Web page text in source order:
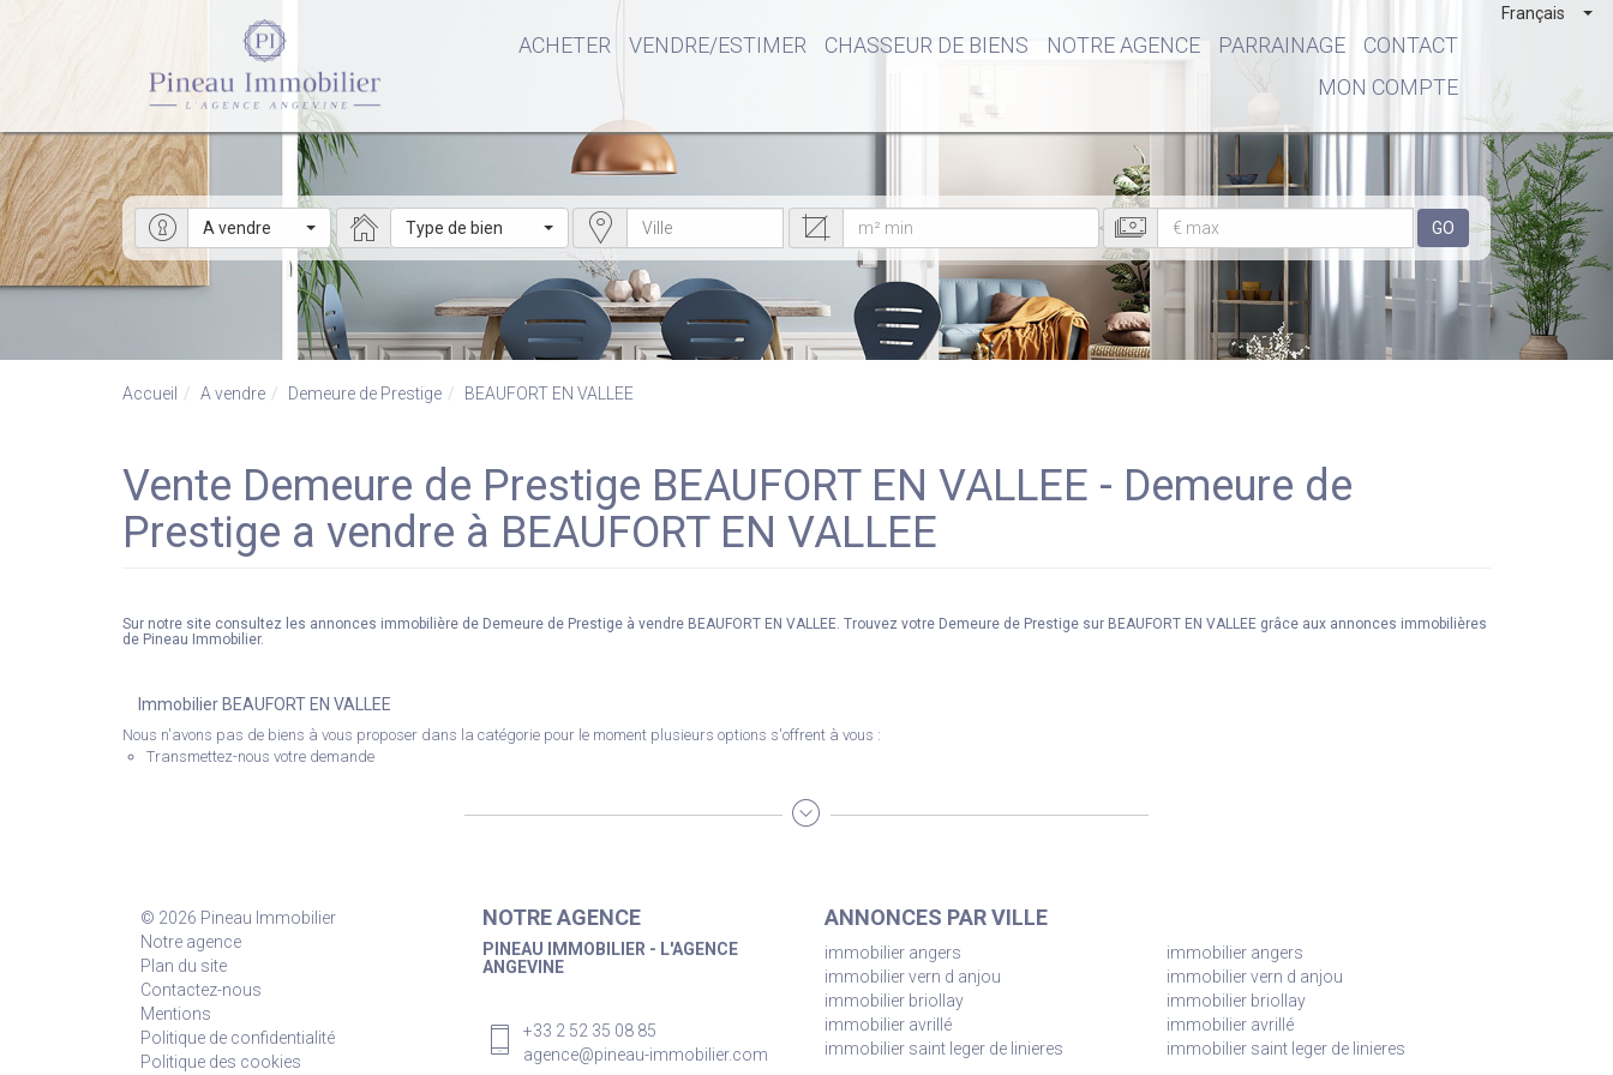
ACHETER VENDRE/ESTIMER CHASSEUR DE BIENS NOTRE AGENCE PARRAINAGE
CONTACT
MON COMPTE
Français
A vendre Type de bien GO
Accueil A vendre Demeure de Prestige BEAUFORT EN VALLEE
Vente Demeure de Prestige BEAUFORT EN VALLEE - Demeure de
Prestige a vendre à BEAUFORT EN VALLEE
Sur notre site consultez les annonces immobilière de Demeure de Prestige à vendre BEAUFORT EN VALLEE. Trouvez votre Demeure de Prestige sur BEAUFORT EN VALLEE grâce aux annonces immobilières
de Pineau Immobilier.
Immobilier BEAUFORT EN VALLEE
Nous n'avons pas de biens à vous proposer dans la catégorie pour le moment plusieurs options s'offrent à vous :
Transmettez-nous votre demande
© 2026 Pineau Immobilier
Notre agence
Plan du site
Contactez-nous
Mentions
Politique de confidentialité
Politique des cookies
NOTRE AGENCE
PINEAU IMMOBILIER - L'AGENCE
ANGEVINE
+33 2 52 35 08 85
agence@pineau-immobilier.com
ANNONCES PAR VILLE
immobilier angers
immobilier vern d anjou
immobilier briollay
immobilier avrillé
immobilier saint leger de linieres
immobilier angers
immobilier vern d anjou
immobilier briollay
immobilier avrillé
immobilier saint leger de linieres